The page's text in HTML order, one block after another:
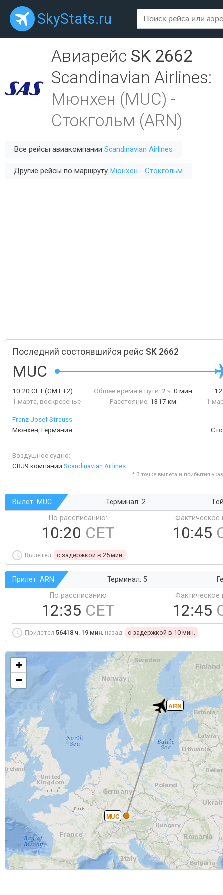
SkyStats.ru
Авиарейс SK 2662
Scandinavian Airlines:
Мюнхен (MUC) -
Стокгольм (ARN)
Все рейсы авиакомпании Scandinavian Airlines
Другие рейсы по маршруту Мюнхен - Стокгольм
Последний состоявшийся рейс SK 2662
MUC
10:20 CET(GMT +2)
1 марта, воскресенье
Общее время в пути: 2 ч. 0 мин.
Расстояние: 1317 км.
1
Franz Josef Strauss
Мюнхен, Германия
Воздушное судно:
CRJ9 компании Scandinavian Airlines
* В точке вылета и прибытия
Вылет: MUC Терминал: 2
По рассписанию:
10:20 CET
Фактическое
10:45
Вылетел c задержкой в 25 мин.
Прилет: ARN Терминал: 5
По рассписанию
12:35 CET
Фактическое
12:45
Прилетел 56418 ч. 19 мин. назад c задержкой в 10 мин.
MUC
ARN
+
−